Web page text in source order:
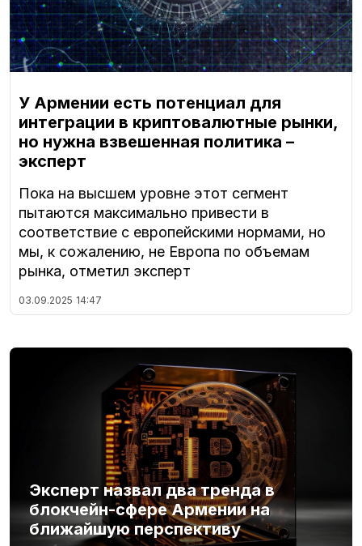
У Армении есть потенциал для
интеграции в криптовалютные рынки,
но нужна взвешенная политика –
эксперт
Пока на высшем уровне этот сегмент
пытаются максимально привести в
соответствие с европейскими нормами, но
мы, к сожалению, не Европа по объемам
рынка, отметил эксперт
03.09.2025 14:47
Эксперт назвал два тренда в
блокчейн-сфере Армении на
ближайшую перспективу